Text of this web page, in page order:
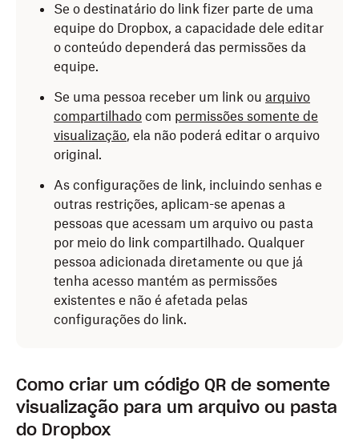
Se o destinatário do link fizer parte de uma
equipe do Dropbox, a capacidade dele editar
o conteúdo dependerá das permissões da
equipe.
Se uma pessoa receber um link ou arquivo
compartilhado com permissões somente de
visualização, ela não poderá editar o arquivo
original.
As configurações de link, incluindo senhas e
outras restrições, aplicam-se apenas a
pessoas que acessam um arquivo ou pasta
por meio do link compartilhado. Qualquer
pessoa adicionada diretamente ou que já
tenha acesso mantém as permissões
existentes e não é afetada pelas
configurações do link.
Como criar um código QR de somente
visualização para um arquivo ou pasta
do Dropbox